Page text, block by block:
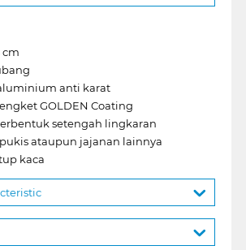
cm
anti karat
GOLDEN Coating
setengah lingkaran
ataupun jajanan lainnya
kaca